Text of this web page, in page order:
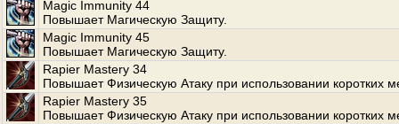
Magic Immunity 44
Повышает Магическую Защиту.
Magic Immunity 45
Повышает Магическую Защиту.
Rapier Mastery 34
Повышает Физическую Атаку при использовании коротких
Rapier Mastery 35
Повышает Физическую Атаку при использовании коротких